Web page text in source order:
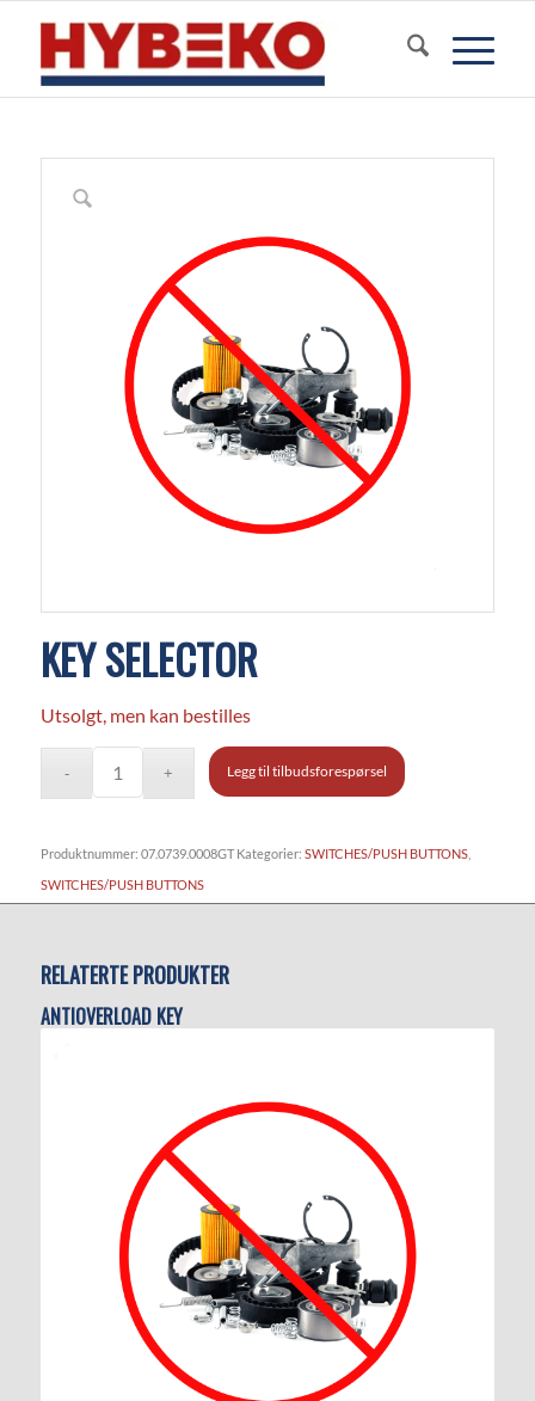
KEY SELECTOR
Utsolgt, men kan bestilles
Legg til tilbudsforespørsel
Produktnummer: 07.0739.0008GT Kategorier: SWITCHES/PUSH BUTTONS,
SWITCHES/PUSH BUTTONS
RELATERTE PRODUKTER
ANTIOVERLOAD KEY